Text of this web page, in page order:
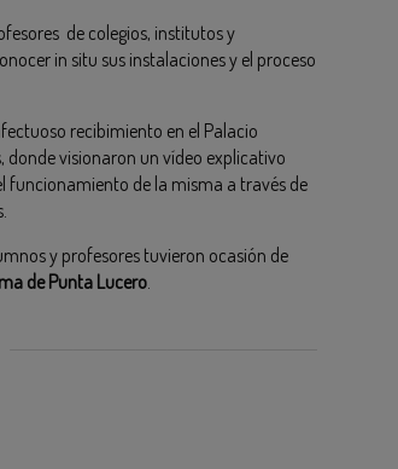
de colegios, institutos y
in situ sus instalaciones y el proceso
recibimiento en el Palacio
donde visionaron un vídeo explicativo
funcionamiento de la misma a través de
y profesores tuvieron ocasión de
de Punta Lucero